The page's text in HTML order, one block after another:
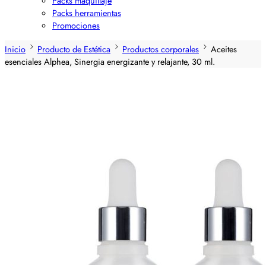
Packs herramientas
Promociones
Inicio
Producto de Estética Productos corporales
Aceites
esenciales Alphea, Sinergia energizante y relajante, 30 ml.